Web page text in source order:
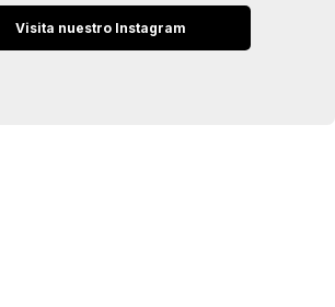
​Visita nuestro Instagram​